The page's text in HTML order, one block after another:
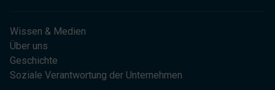
Wissen & Medien
Über uns
Geschichte
Soziale Verantwortung der Unternehmen